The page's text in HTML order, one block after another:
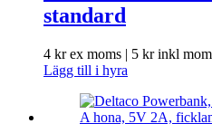
standard
4 krex moms | 5 krinkl
Lägg till i hyra